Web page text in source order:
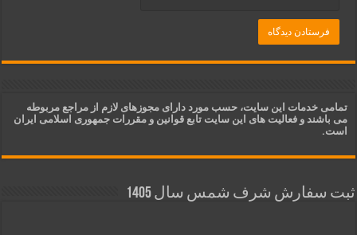
تمامی خدمات این سایت، حسب مورد دارای مجوزهای لازم از مراجع مربوطه
می باشند و فعالیت های این سایت تابع قوانین و مقررات جمهوری اسلامی ایران
است.
ثبت سفارش شرف شمس سال 1405